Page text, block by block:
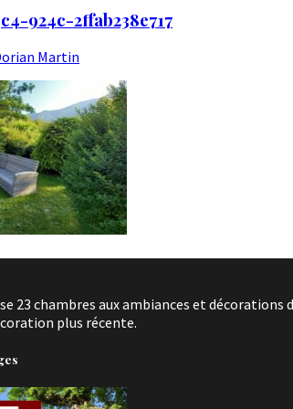
924c-2ffab238e717
Martin
23 chambres aux ambiances et décorations
plus récente.